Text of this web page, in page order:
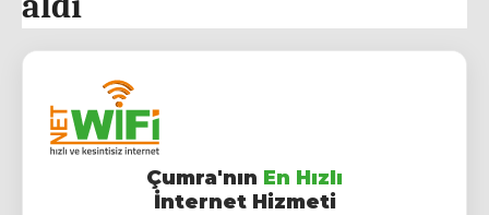
Çumra'nın En Hızlı
İnternet Hizmeti